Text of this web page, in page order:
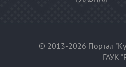
© 2013-2026 Портал
ГАУК